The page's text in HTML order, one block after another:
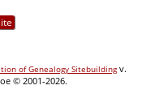
of Genealogy Sitebuildingv.
© 2001-2026.